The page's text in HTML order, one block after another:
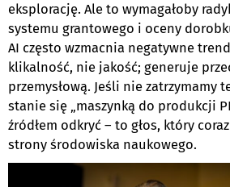
eksplorację. Ale to wymagałoby
systemu grantowego i oceny
AI często wzmacnia negatywne
klikalność, nie jakość; generuje
przemysłową. Jeśli nie zatrzymamy
stanie się „maszynką do produkcji
źródłem odkryć – to głos, który
strony środowiska naukowego.